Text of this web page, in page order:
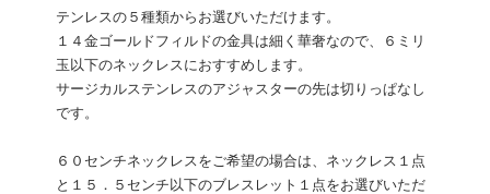
テンレスの５種類からお選びいただけます。
１４金ゴールドフィルドの金具は細く華奢なので、６ミリ
玉以下のネックレスにおすすめします。
サージカルステンレスのアジャスターの先は切りっぱなし
です。
６０センチネックレスをご希望の場合は、ネックレス１点
と１５．５センチ以下のブレスレット１点をお選びいただ